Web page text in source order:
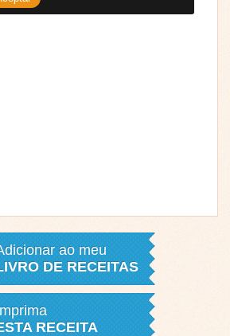
ao meu
DE RECEITAS
RECEITA